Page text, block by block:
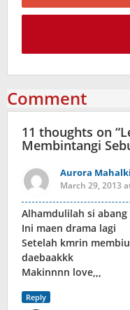
Comment
11 thoughts on “
Membintangi
Aurora
March 29, 2013
Alhamdulilah si
Ini maen drama lagi
Setelah kmrin
daebaakkk
Makinnnn love,,,
Reply